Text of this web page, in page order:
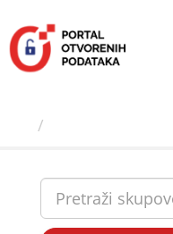
sadržaj